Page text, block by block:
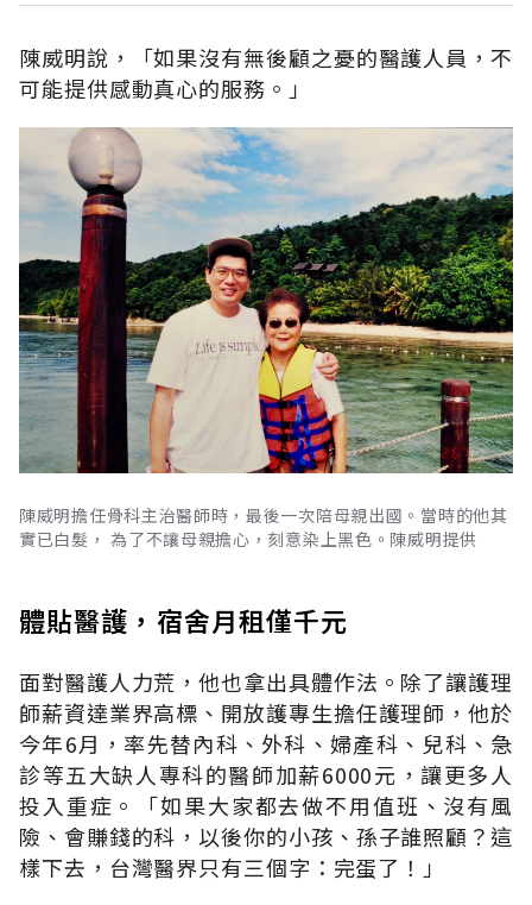
陳威明說 ，「如果沒有無後顧之憂的醫護人員，不
可能提供感動真心的服務 。」
陳威明擔任骨科主治醫師時，最後一次陪母親出國。當時的他其
實已白髮， 為了不讓母親擔心，刻意染上黑色。陳威明提供
體貼醫護，宿舍月租僅千元
面對醫護人力荒，他也拿出具體作法。除了讓護理
師薪資達業界高標、開放護專生擔任護理師，他於
今年6月，率先替內科、外科、婦產科、兒科、急
診等五大缺人專科的醫師加薪6000元，讓更多人
投入重症。「如果大家都去做不用值班、沒有風
險、會賺錢的科，以後你的小孩、孫子誰照顧？這
樣下去，台灣醫界只有三個字：完蛋了 ！」